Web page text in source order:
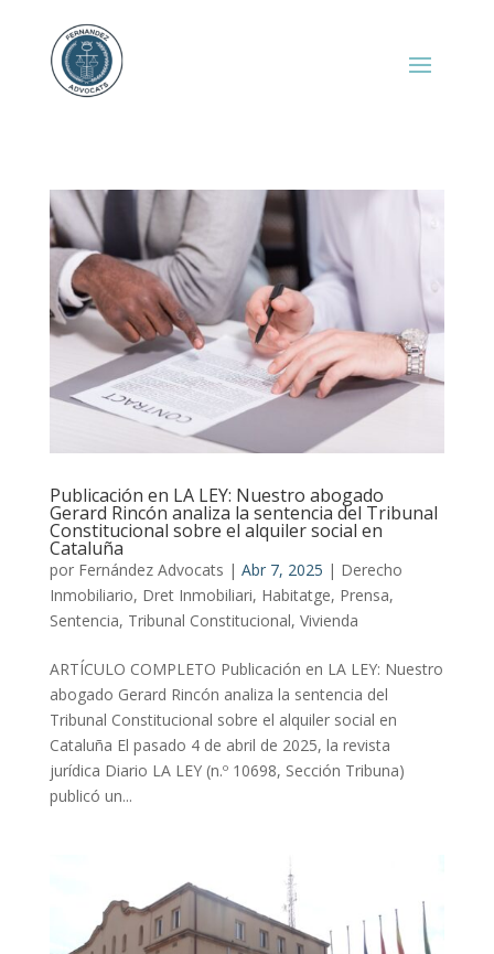
Publicación en LA LEY: Nuestro abogado
Gerard Rincón analiza la sentencia del Tribunal
Constitucional sobre el alquiler social en
Cataluña
por Fernández Advocats | Abr 7, 2025 | Derecho
Inmobiliario, Dret Inmobiliari, Habitatge, Prensa,
Sentencia, Tribunal Constitucional, Vivienda
ARTÍCULO COMPLETO Publicación en LA LEY: Nuestro
abogado Gerard Rincón analiza la sentencia del
Tribunal Constitucional sobre el alquiler social en
Cataluña El pasado 4 de abril de 2025, la revista
jurídica Diario LA LEY (n.º 10698, Sección Tribuna)
publicó un...